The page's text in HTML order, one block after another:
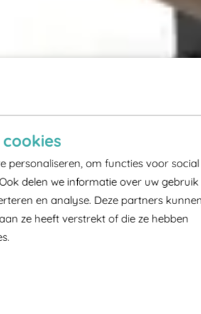
personaliseren, om functies voor
delen we informatie over uw
en analyse. Deze partners
ze heeft verstrekt of die ze hebben